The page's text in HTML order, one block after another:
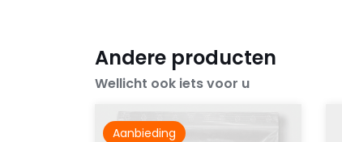
Andere producten
Wellicht ook iets voor u
Aanbieding